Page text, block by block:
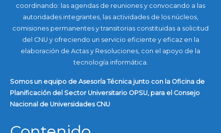
coordinando: las agendas de reuniones y convocando a las
autoridades integrantes, las actividades de los núcleos,
comisiones permanentes y transitorias constituidas a solicitud
del CNU y ofreciendo un servicio eficiente y eficaz en la
elaboración de Actas y Resoluciones, con el apoyo de la
tecnología informática.
Somos un equipo de Asesoría Técnica junto con la Oficina de
Planificación del Sector Universitario OPSU, para el Consejo
Nacional de Universidades CNU